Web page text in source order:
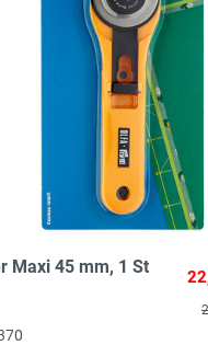
Maxi 45 mm, 1 St